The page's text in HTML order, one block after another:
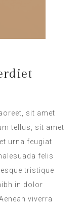
sit amet
tellus, sit amet
urna feugiat
felis
tristique
in dolor
viverra